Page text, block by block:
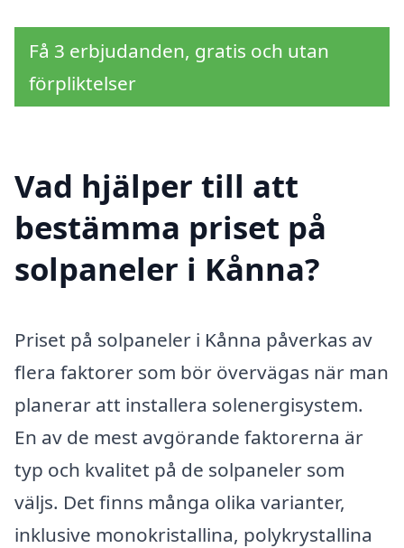
Få 3 erbjudanden, gratis och utan
förpliktelser
Vad hjälper till att
bestämma priset på
solpaneler i Kånna?
Priset på solpaneler i Kånna påverkas av
flera faktorer som bör övervägas när man
planerar att installera solenergisystem.
En av de mest avgörande faktorerna är
typ och kvalitet på de solpaneler som
väljs. Det finns många olika varianter,
inklusive monokristallina, polykrystallina